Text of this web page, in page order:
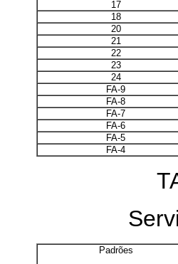
17
18
20
21
22
23
24
FA-9
FA-8
FA-7
FA-6
FA-5
FA-4
Padrões